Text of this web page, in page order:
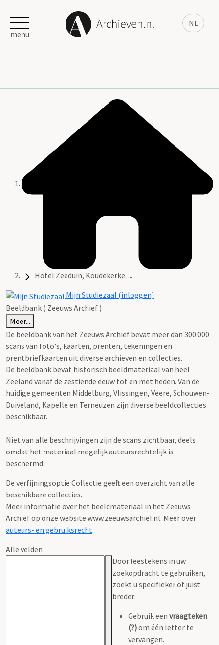
NL
menu
Hotel Zeeduin, Koudekerke. ...
Mijn Studiezaal (inloggen)
Beeldbank ( Zeeuws Archief )
Meer...
De beeldbank van het Zeeuws Archief bevat meer dan 300.000
scans van foto's, kaarten, prenten, tekeningen en
prentbriefkaarten uit diverse archieven en collecties.
De beeldbank bevat historisch beeldmateriaal van heel
Zeeland vanaf de zestiende eeuw tot en met heden. Van de
huidige gemeenten Middelburg, Vlissingen, Veere, Schouwen-
Duiveland, Kapelle en Terneuzen zijn diverse beeldcollecties
beschikbaar.
Niet van alle beschrijvingen zijn de scans zichtbaar, deels
omdat het materiaal mogelijk auteursrechtelijk is
beschermd.
De verfijningsoptie Collectie geeft een overzicht van alle
beschikbare collecties.
Meer informatie over het beeldmateriaal in het Zeeuws
Archief op onze website www.zeeuwsarchief.nl. Meer over
auteurs- en gebruiksrecht.
Alle velden
Door leestekens in uw
zoekopdracht te gebruiken,
zoekt u specifieker of juist
breder:
Gebruik een vraagteken
(?)om één letter te
vervangen.